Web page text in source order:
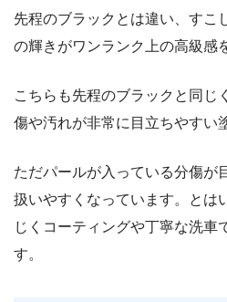
先程のブラックとは違い、すこ
の輝きがワンランク上の高級感
こちらも先程のブラックと同じ
傷や汚れが非常に目立ちやすい
ただパールが入っている分傷が
扱いやすくなっています。とは
じくコーティングや丁寧な洗車
す。